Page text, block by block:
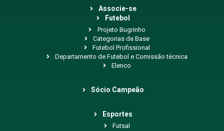
Associe-se
Futebol
Projeto Bugrinho
Categorias de Base
Futebol Profissional
Departamento de Futebol e Comissão técnica
Elenco
Sócio Campeão
Esportes
Futsal